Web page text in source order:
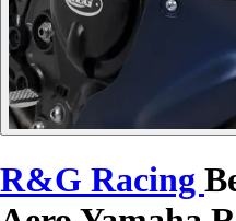
R&G Racing